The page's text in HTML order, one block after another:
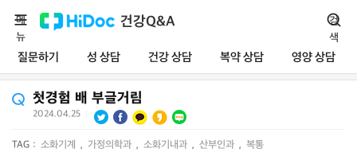
건강Q&A
질문하기 성 상담 건강 상담 복약 상담 영양 상담
메
뉴
검
색
첫경험 배 부글거림
2024.04.25
TAG : 소화기계 , 가정의학과 , 소화기내과 , 산부인과 , 복통